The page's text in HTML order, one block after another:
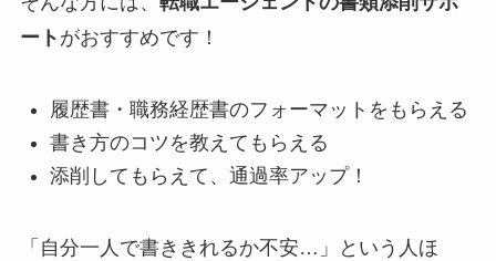
ート がおすすめです！
履歴書・職務経歴書のフォーマットをもらえる
書き方のコツを教えてもらえる
添削してもらえて、通過率アップ！
「自分一人で書ききれるか不安…」という人ほ